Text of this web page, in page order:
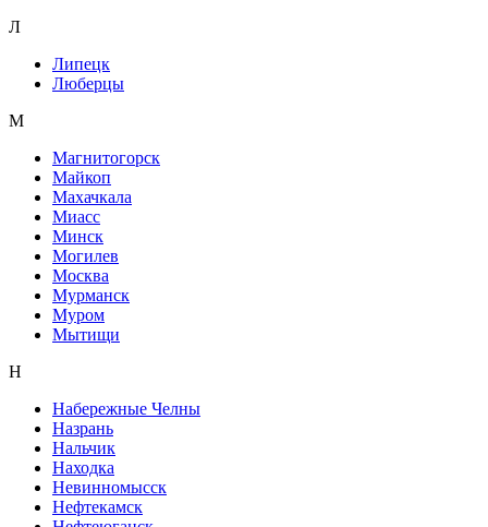
Л
Липецк
Люберцы
М
Магнитогорск
Майкоп
Махачкала
Миасс
Минск
Могилев
Москва
Мурманск
Муром
Мытищи
Н
Набережные Челны
Назрань
Нальчик
Находка
Невинномысск
Нефтекамск